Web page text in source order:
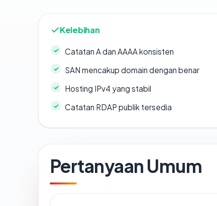
Kelebihan
Catatan A dan AAAA konsisten
SAN mencakup domain dengan benar
Hosting IPv4 yang stabil
Catatan RDAP publik tersedia
Pertanyaan Umum